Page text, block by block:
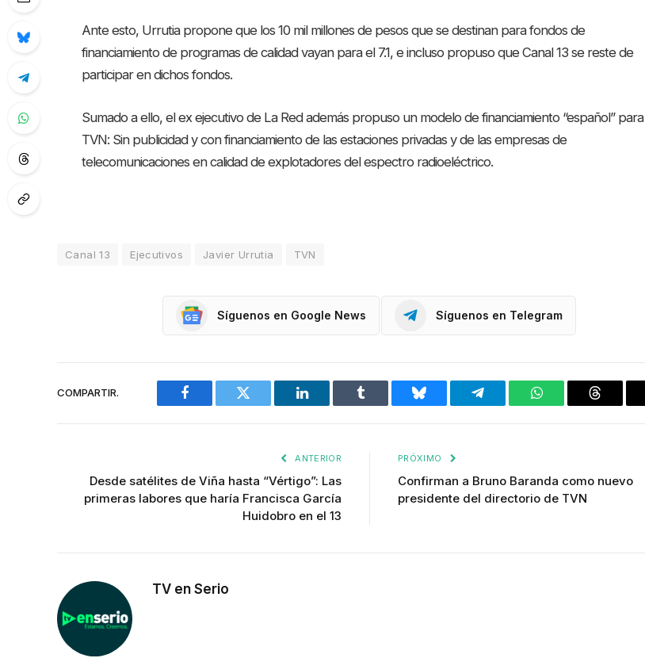
Ante esto, Urrutia propone que los 10 mil millones de pesos que se destinan para fondos de
financiamiento de programas de calidad vayan para el 7.1, e incluso propuso que Canal 13 se reste de
participar en dichos fondos.
Sumado a ello, el ex ejecutivo de La Red además propuso un modelo de financiamiento “español” para
TVN: Sin publicidad y con financiamiento de las estaciones privadas y de las empresas de
telecomunicaciones en calidad de explotadores del espectro radioeléctrico.
Canal 13 Ejecutivos Javier Urrutia TVN
Síguenos en Google News Síguenos en Telegram
COMPARTIR.
Facebook Twitter LinkedIn Tumblr Bluesky Telegram WhatsAppThreads
ANTERIOR
Desde satélites de Viña hasta “Vértigo”: Las
primeras labores que haría Francisca García
Huidobro en el 13
PRÓXIMO
Confirman a Bruno Baranda como nuevo
presidente del directorio de TVN
TV en Serio